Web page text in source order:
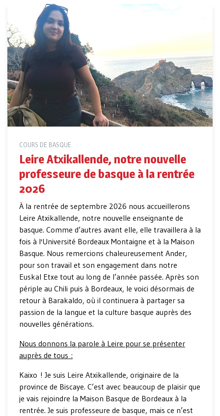
COURS DE BASQUE
Leire Atxikallende, notre nouvelle
professeure de basque à la rentrée
2026
À la rentrée de septembre 2026 nous accueillerons
Leire Atxikallende, notre nouvelle enseignante de
basque. Comme d’autres avant elle, elle travaillera à la
fois à l'Université Bordeaux Montaigne et à la Maison
Basque. Nous remercions chaleureusement Ander,
pour son travail et son engagement dans notre
Euskal Etxe tout au long de l’année passée. Après son
périple au Chili puis à Bordeaux, le voici désormais de
retour à Barakaldo, où il continuera à partager sa
passion de la langue et la culture basque auprès des
nouvelles générations.
Nous donnons la parole à Leire pour se présenter
auprès de tous :
Kaixo ! Je suis Leire Atxikallende, originaire de la
province de Biscaye. C’est avec beaucoup de plaisir que
je vais rejoindre la Maison Basque de Bordeaux à la
rentrée. Je suis professeure de basque, mais ce n’est